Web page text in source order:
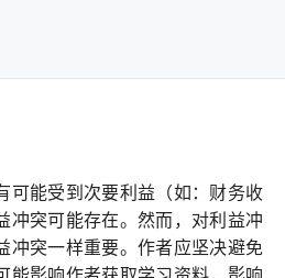
可能受到次要利益（如：财务收
冲突可能存在。然而，对利益冲
冲突一样重要。作者应坚决避免